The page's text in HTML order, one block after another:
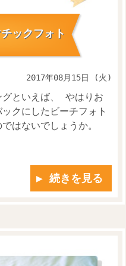
ックフォト
2017年08月15日 (火)
といえば、 やはりお
クにしたビーチフォト
はないでしょうか。
▶ 続きを見る